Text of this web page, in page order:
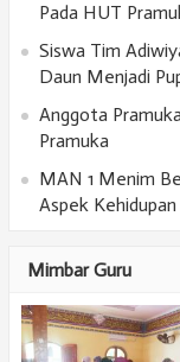
Pada HUT
Siswa Tim
Daun Menjadi
Anggota
Pramuka
MAN 1 Menim
Aspek
Mimbar Guru